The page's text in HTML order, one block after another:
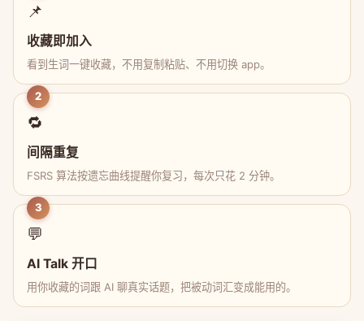
📌
收藏即加入
看到生词一键收藏，不用复制粘贴、不用切换 app。
2
🔁
间隔重复
FSRS 算法按遗忘曲线提醒你复习，每次只花 2 分钟。
3
💬
AI Talk 开口
用你收藏的词跟 AI 聊真实话题，把被动词汇变成能用的。